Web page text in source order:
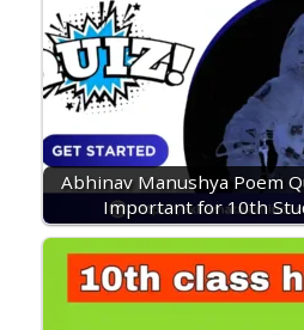
Abhinav Manushya Poem
Important for 10th